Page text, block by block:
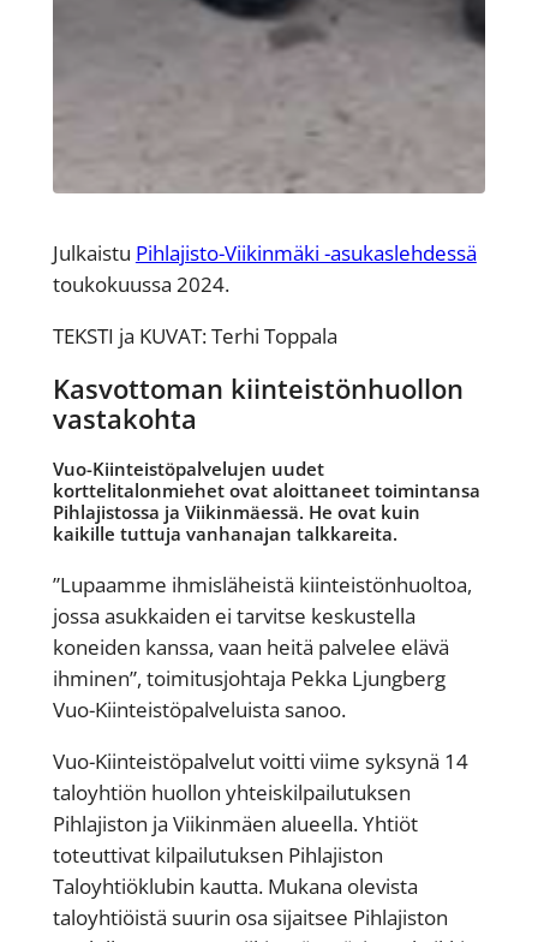
Julkaistu Pihlajisto-Viikinmäki -asukaslehdessä
toukokuussa 2024.
TEKSTI ja KUVAT: Terhi Toppala
Kasvottoman kiinteistönhuollon
vastakohta
Vuo-Kiinteistöpalvelujen uudet
korttelitalonmiehet ovat aloittaneet toimintansa
Pihlajistossa ja Viikinmäessä. He ovat kuin
kaikille tuttuja vanhanajan talkkareita.
”Lupaamme ihmisläheistä kiinteistönhuoltoa,
jossa asukkaiden ei tarvitse keskustella
koneiden kanssa, vaan heitä palvelee elävä
ihminen”, toimitusjohtaja Pekka Ljungberg
Vuo-Kiinteistöpalveluista sanoo.
Vuo-Kiinteistöpalvelut voitti viime syksynä 14
taloyhtiön huollon yhteiskilpailutuksen
Pihlajiston ja Viikinmäen alueella. Yhtiöt
toteuttivat kilpailutuksen Pihlajiston
Taloyhtiöklubin kautta. Mukana olevista
taloyhtiöistä suurin osa sijaitsee Pihlajiston